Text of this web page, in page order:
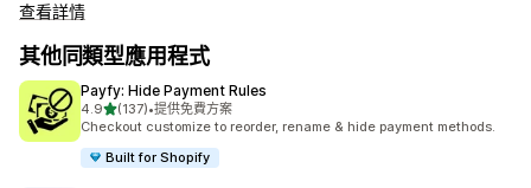
查看詳情
其他同類型應用程式
Payfy: Hide Payment Rules
4.9滿分 5 顆星
(137)
共有 137 則評價
•提供免費方案
Checkout customize to reorder, rename & hide payment methods.
Built for Shopify